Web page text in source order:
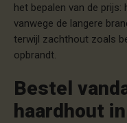
het bepalen van de
vanwege de langere
terwijl zachthout zoals
opbrandt.
Bestel
haardhout